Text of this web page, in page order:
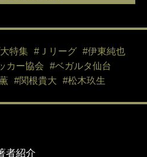
特集 #Ｊリーグ
#伊東純也
カー協会
#ベガルタ仙台
#関根貴大 #松木玖生
者紹介